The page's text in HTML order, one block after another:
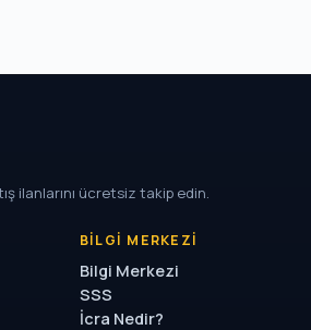
ilanlarını ücretsiz takip edin.
BILGI MERKEZI
Bilgi Merkezi
SSS
İcra Nedir?